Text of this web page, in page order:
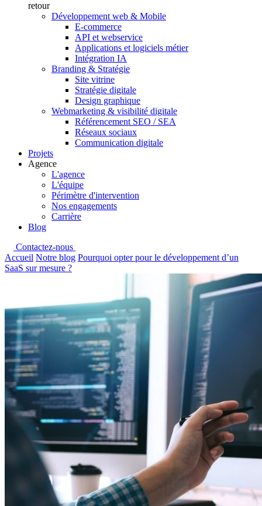
retour
Développement web & Mobile
E-commerce
API et webservice
Applications et logiciels métier
Intégration IA
Branding & Stratégie
Site vitrine
Stratégie digitale
Design graphique
Webmarketing & visibilité digitale
Référencement SEO / SEA
Réseaux sociaux
Communication digitale
Projets
Agence
L'agence
L'équipe
Périmètre d'intervention
Nos engagements
Carrière
Blog
Contactez-nous
Accueil Notre blog Pourquoi opter pour le développement d’un
SaaS sur mesure ?